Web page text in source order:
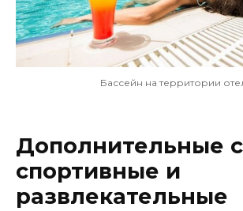
Бассейн на территории
Дополнительные
спортивные и
развлекательные